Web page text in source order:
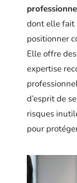
dont elle fait
positionner
Elle offre
expertise
d’esprit de
risques
pour